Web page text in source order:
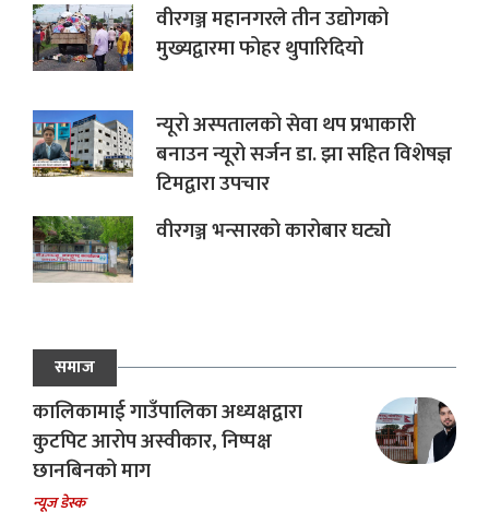
वीरगञ्ज महानगरले तीन उद्योगको
मुख्यद्वारमा फोहर थुपारिदियो
न्यूरो अस्पतालको सेवा थप प्रभाकारी
बनाउन न्यूरो सर्जन डा. झा सहित विशेषज्ञ
टिमद्वारा उपचार
वीरगञ्ज भन्सारको कारोबार घट्यो
समाज
कालिकामाई गाउँपालिका अध्यक्षद्वारा
कुटपिट आरोप अस्वीकार, निष्पक्ष
छानबिनको माग
न्यूज डेस्क